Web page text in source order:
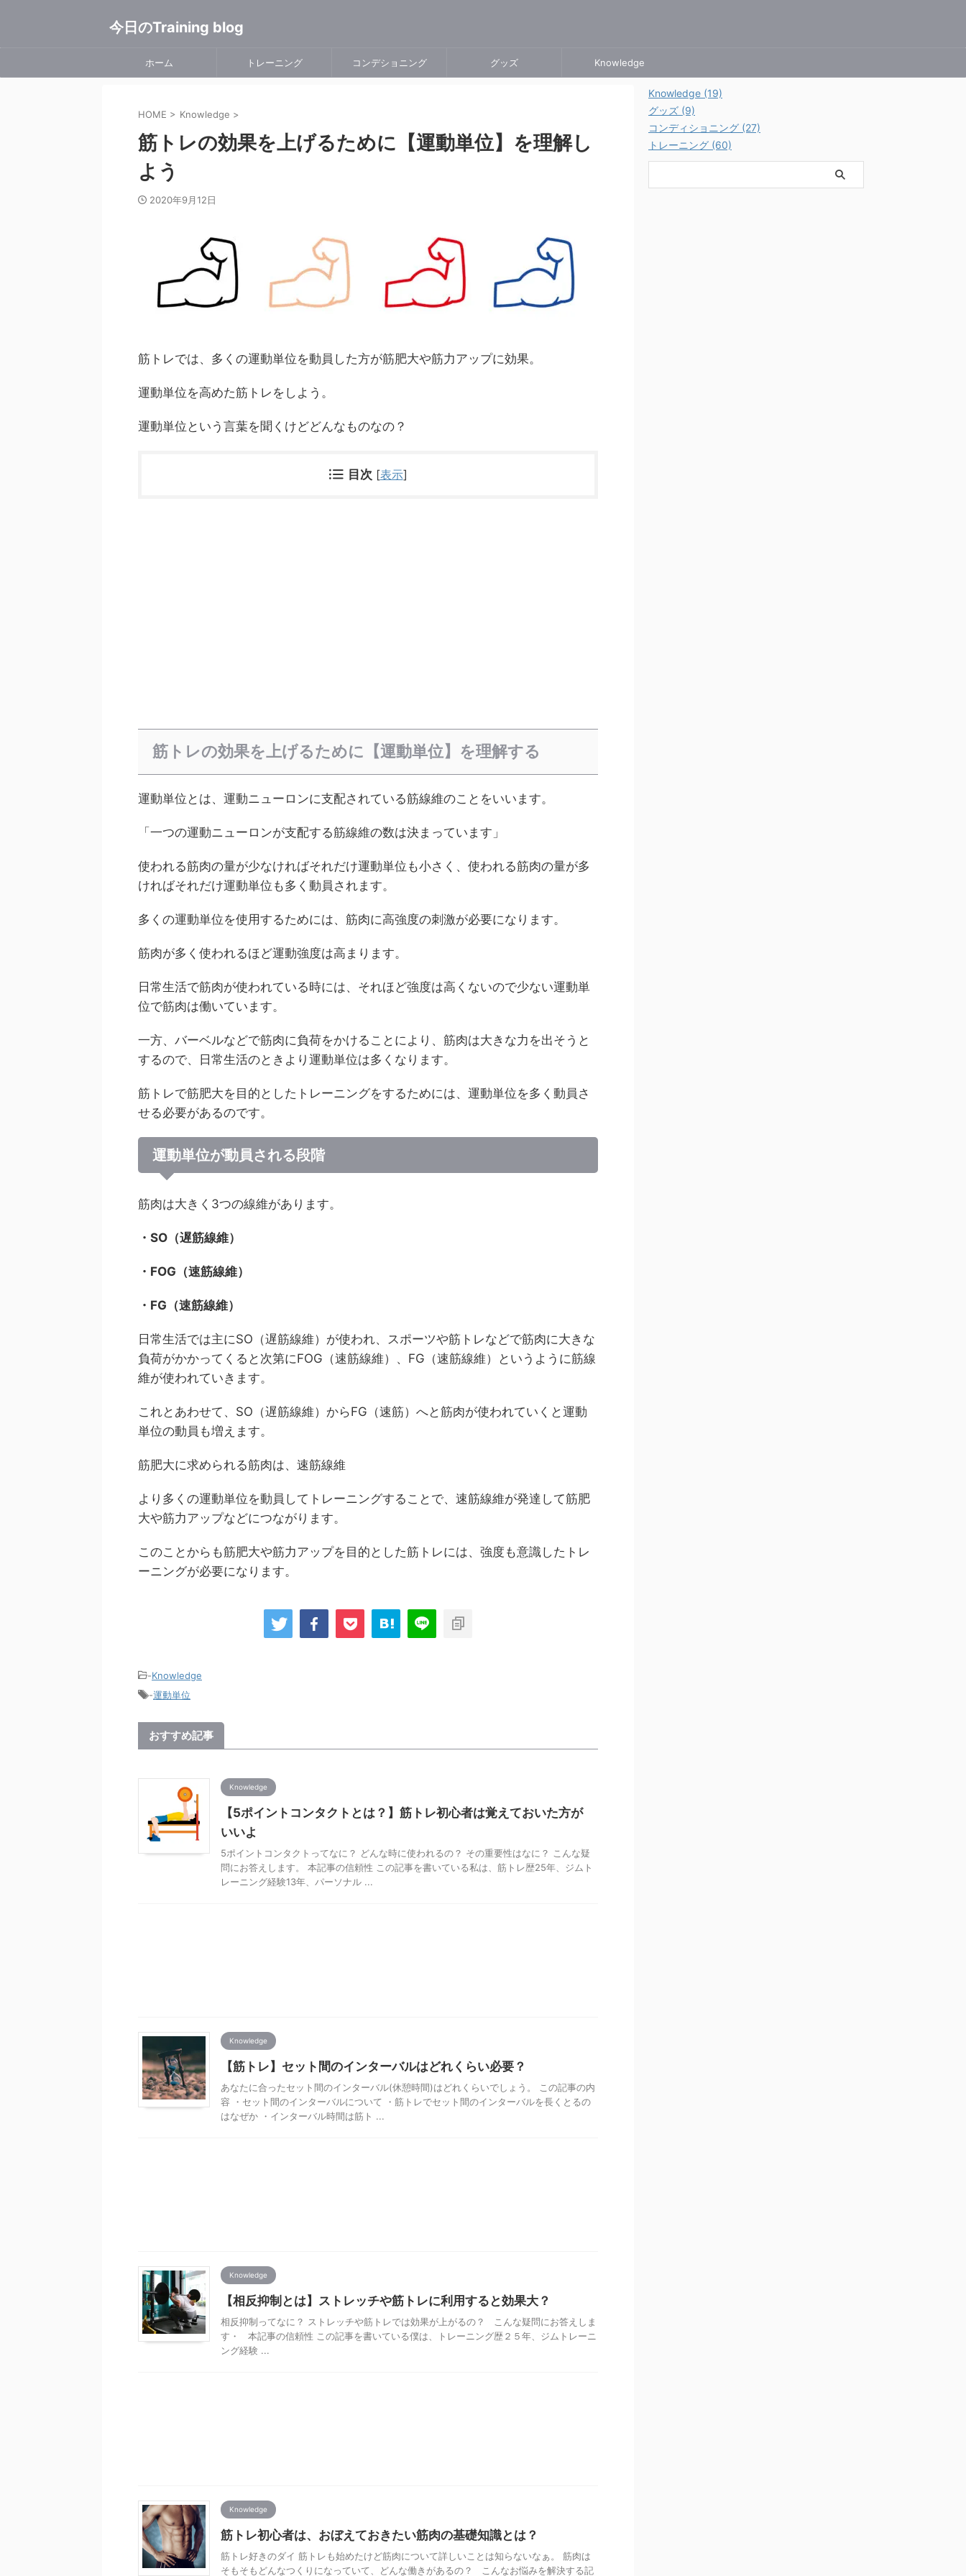
今日のTraining blog
ホーム トレーニング コンデショニング グッズ Knowledge
HOME > Knowledge >
筋トレの効果を上げるために【運動単位】を理解し
よう
2020年9月12日
筋トレでは、多くの運動単位を動員した方が筋肥大や筋力アップに効果。
運動単位を高めた筋トレをしよう。
運動単位という言葉を聞くけどどんなものなの？
目次 [表示]
筋トレの効果を上げるために【運動単位】を理解する
運動単位とは、運動ニューロンに支配されている筋線維のことをいいます。
「一つの運動ニューロンが支配する筋線維の数は決まっています」
使われる筋肉の量が少なければそれだけ運動単位も小さく、使われる筋肉の量が多
ければそれだけ運動単位も多く動員されます。
多くの運動単位を使用するためには、筋肉に高強度の刺激が必要になります。
筋肉が多く使われるほど運動強度は高まります。
日常生活で筋肉が使われている時には、それほど強度は高くないので少ない運動単
位で筋肉は働いています。
一方、バーベルなどで筋肉に負荷をかけることにより、筋肉は大きな力を出そうと
するので、日常生活のときより運動単位は多くなります。
筋トレで筋肥大を目的としたトレーニングをするためには、運動単位を多く動員さ
せる必要があるのです。
運動単位が動員される段階
筋肉は大きく3つの線維があります。
・SO（遅筋線維）
・FOG（速筋線維）
・FG（速筋線維）
日常生活では主にSO（遅筋線維）が使われ、スポーツや筋トレなどで筋肉に大きな
負荷がかかってくると次第にFOG（速筋線維）、FG（速筋線維）というように筋線
維が使われていきます。
これとあわせて、SO（遅筋線維）からFG（速筋）へと筋肉が使われていくと運動
単位の動員も増えます。
筋肥大に求められる筋肉は、速筋線維
より多くの運動単位を動員してトレーニングすることで、速筋線維が発達して筋肥
大や筋力アップなどにつながります。
このことからも筋肥大や筋力アップを目的とした筋トレには、強度も意識したトレ
ーニングが必要になります。
-Knowledge
-運動単位
おすすめ記事
Knowledge
【5ポイントコンタクトとは？】筋トレ初心者は覚えておいた方が
いいよ
5ポイントコンタクトってなに？ どんな時に使われるの？ その重要性はなに？ こんな疑
問にお答えします。 本記事の信頼性 この記事を書いている私は、筋トレ歴25年、ジムト
レーニング経験13年、パーソナル ...
Knowledge
【筋トレ】セット間のインターバルはどれくらい必要？
あなたに合ったセット間のインターバル(休憩時間)はどれくらいでしょう。 この記事の内
容 ・セット間のインターバルについて ・筋トレでセット間のインターバルを長くとるの
はなぜか ・インターバル時間は筋ト ...
Knowledge
【相反抑制とは】ストレッチや筋トレに利用すると効果大？
相反抑制ってなに？ ストレッチや筋トレでは効果が上がるの？ こんな疑問にお答えしま
す・ 本記事の信頼性 この記事を書いている僕は、トレーニング歴２５年、ジムトレーニ
ング経験 ...
Knowledge
筋トレ初心者は、おぼえておきたい筋肉の基礎知識とは？
筋トレ好きのダイ 筋トレも始めたけど筋肉について詳しいことは知らないなぁ。 筋肉は
そもそもどんなつくりになっていて、どんな働きがあるの？ こんなお悩みを解決する記
Knowledge (19)
グッズ (9)
コンディショニング (27)
トレーニング (60)